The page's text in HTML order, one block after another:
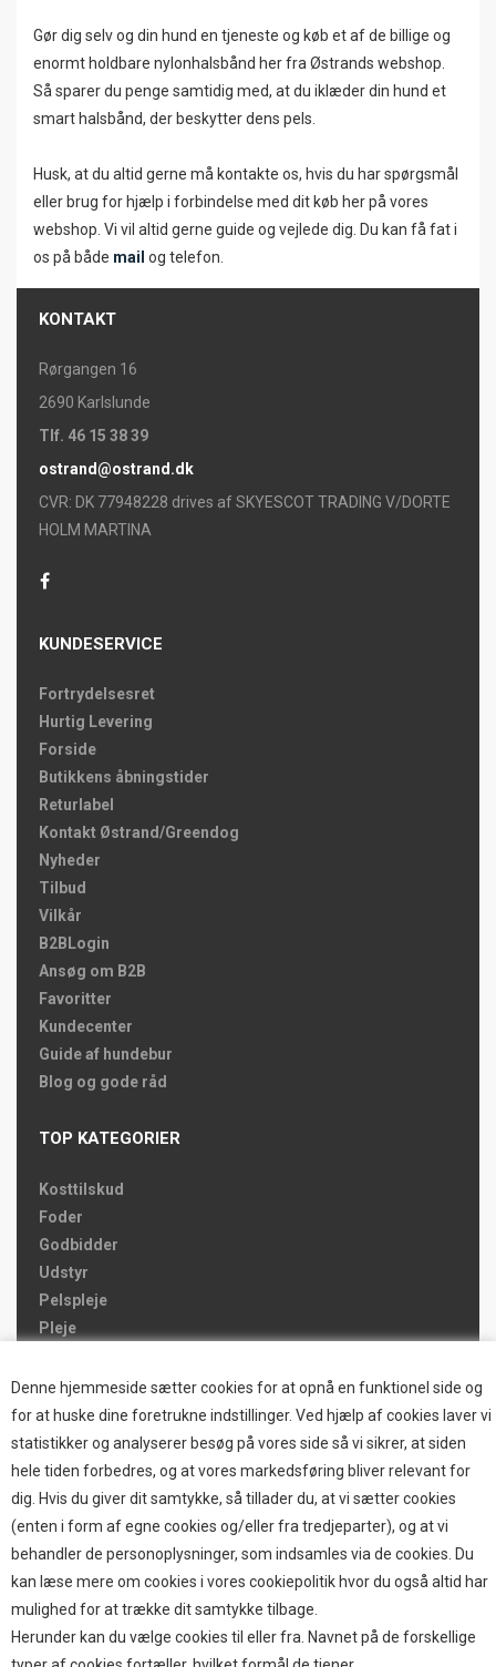
Denne hjemmeside sætter cookies for at opnå en funktionel side og
for at huske dine foretrukne indstillinger. Ved hjælp af cookies laver vi
statistikker og analyserer besøg på vores side så vi sikrer, at siden
hele tiden forbedres, og at vores markedsføring bliver relevant for
dig. Hvis du giver dit samtykke, så tillader du, at vi sætter cookies
(enten i form af egne cookies og/eller fra tredjeparter), og at vi
behandler de personoplysninger, som indsamles via de cookies. Du
kan læse mere om cookies i vores cookiepolitik hvor du også altid har
mulighed for at trække dit samtykke tilbage.
Herunder kan du vælge cookies til eller fra. Navnet på de forskellige
Gør dig selv og din hund en tjeneste og køb et af de billige og
enormt holdbare nylonhalsbånd her fra Østrands webshop.
Så sparer du penge samtidig med, at du iklæder din hund et
smart halsbånd, der beskytter dens pels.
Husk, at du altid gerne må kontakte os, hvis du har spørgsmål
eller brug for hjælp i forbindelse med dit køb her på vores
webshop. Vi vil altid gerne guide og vejlede dig. Du kan få fat i
os på både mail og telefon.
KONTAKT
Rørgangen 16
2690 Karlslunde
Tlf. 46 15 38 39
ostrand@ostrand.dk
CVR: DK 77948228 drives af SKYESCOT TRADING V/DORTE
HOLM MARTINA
KUNDESERVICE
Fortrydelsesret
Hurtig Levering
Forside
Butikkens åbningstider
Returlabel
Kontakt Østrand/Greendog
Nyheder
Tilbud
Vilkår
B2BLogin
Ansøg om B2B
Favoritter
Kundecenter
Guide af hundebur
Blog og gode råd
TOP KATEGORIER
Kosttilskud
Foder
Godbidder
Udstyr
Pelspleje
Pleje
Brands
TOP BRANDS
HOKAMIX
HVALPESTART RAIZUP
Thule hundbure
GRAU
STARMARK
VARIOCAGE-MIMSAFE